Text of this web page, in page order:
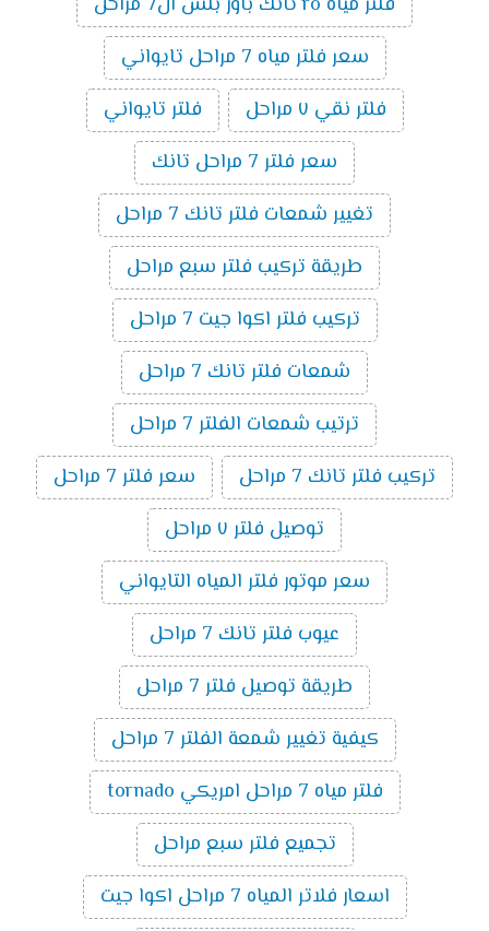
سعر فلتر مياه 7 مراحل تايواني
فلتر نقي ٧ مراحل
فلتر تايواني
سعر فلتر 7 مراحل تانك
تغيير شمعات فلتر تانك 7 مراحل
طريقة تركيب فلتر سبع مراحل
تركيب فلتر اكوا جيت 7 مراحل
شمعات فلتر تانك 7 مراحل
ترتيب شمعات الفلتر 7 مراحل
تركيب فلتر تانك 7 مراحل
سعر فلتر 7 مراحل
توصيل فلتر ٧ مراحل
سعر موتور فلتر المياه التايواني
عيوب فلتر تانك 7 مراحل
طريقة توصيل فلتر 7 مراحل
كيفية تغيير شمعة الفلتر 7 مراحل
فلتر مياه 7 مراحل امريكي tornado
تجميع فلتر سبع مراحل
اسعار فلاتر المياه 7 مراحل اكوا جيت